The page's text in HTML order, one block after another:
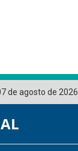
de agosto de 2026